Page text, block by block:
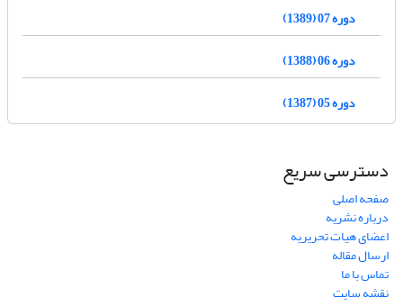
دوره 07 (1389)
دوره 06 (1388)
دوره 05 (1387)
دسترسی سریع
صفحه اصلی
درباره نشریه
اعضای هیات تحریریه
ارسال مقاله
تماس با ما
نقشه سایت